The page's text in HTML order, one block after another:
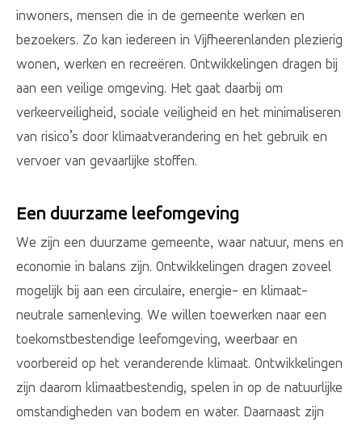
inwoners, mensen die in de gemeente werken en
bezoekers. Zo kan iedereen in Vijfheerenlanden plezierig
wonen, werken en recreëren. Ontwikkelingen dragen bij
aan een veilige omgeving. Het gaat daarbij om
verkeerveiligheid, sociale veiligheid en het minimaliseren
van risico’s door klimaatverandering en het gebruik en
vervoer van gevaarlijke stoffen.
Een duurzame leefomgeving
We zijn een duurzame gemeente, waar natuur, mens en
economie in balans zijn. Ontwikkelingen dragen zoveel
mogelijk bij aan een circulaire, energie- en klimaat-
neutrale samenleving. We willen toewerken naar een
toekomstbestendige leefomgeving, weerbaar en
voorbereid op het veranderende klimaat. Ontwikkelingen
zijn daarom klimaatbestendig, spelen in op de natuurlijke
omstandigheden van bodem en water. Daarnaast zijn